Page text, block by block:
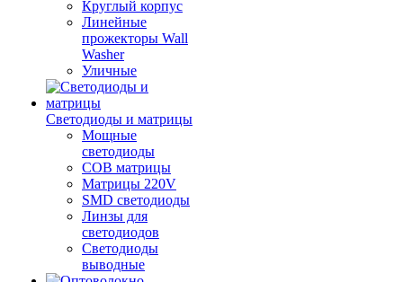
Круглый корпус
Линейные
прожекторы Wall
Washer
Уличные
Светодиоды и матрицы
Мощные
светодиоды
COB матрицы
Матрицы 220V
SMD светодиоды
Линзы для
светодиодов
Светодиоды
выводные